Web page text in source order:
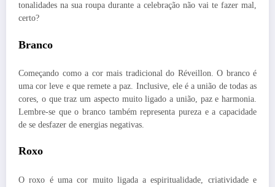
tonalidades na sua roupa durante a celebração não vai te fazer mal,
certo?
Branco
Começando como a cor mais tradicional do Réveillon. O branco é
uma cor leve e que remete a paz. Inclusive, ele é a união de todas as
cores, o que traz um aspecto muito ligado a união, paz e harmonia.
Lembre-se que o branco também representa pureza e a capacidade
de se desfazer de energias negativas.
Roxo
O roxo é uma cor muito ligada a espiritualidade, criatividade e